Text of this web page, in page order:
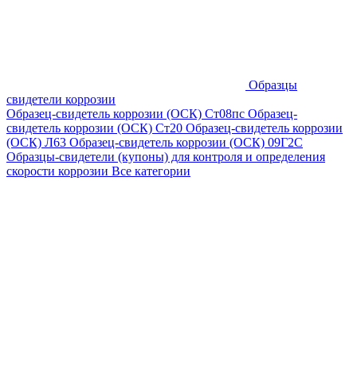
Образцы
свидетели коррозии
Образец-свидетель коррозии (ОСК) Ст08пс Образец-
свидетель коррозии (ОСК) Ст20 Образец-свидетель коррозии
(ОСК) Л63 Образец-свидетель коррозии (ОСК) 09Г2С
Образцы-свидетели (купоны) для контроля и определения
скорости коррозии Все категории